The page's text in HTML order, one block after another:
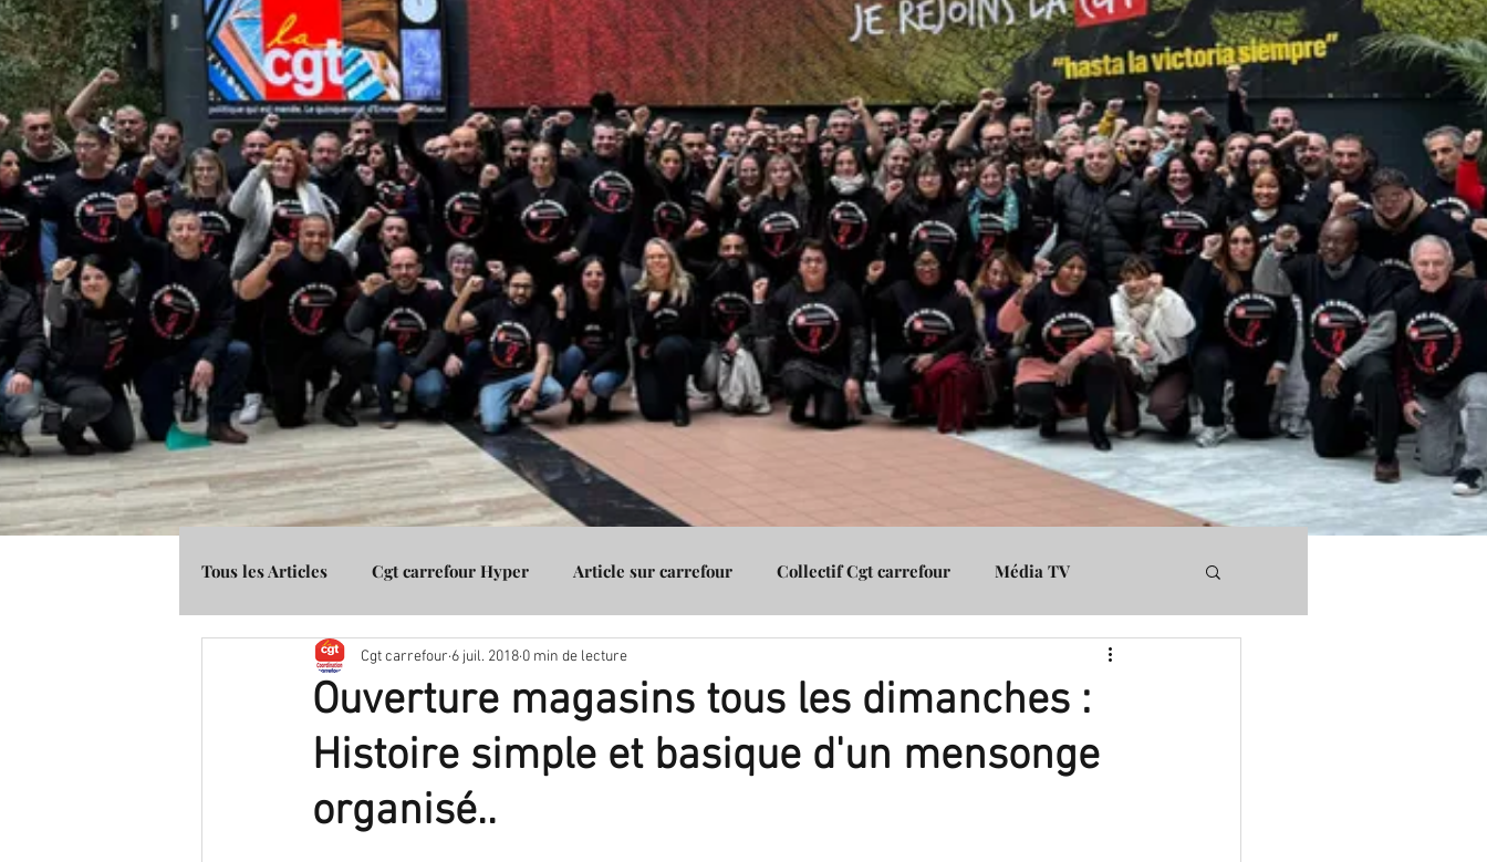
Tous les Articles Cgt carrefour Hyper Article sur carrefour Collectif Cgt carrefour Média TV
Média Presse Cgt Banque Assurance Cgt carrefour Vénissieux Médiapart
Ouverture magasins tous les dimanches :
Histoire simple et basique d'un mensonge
organisé..
Cgt carrefour 6 juil. 2018 0 min de lecture